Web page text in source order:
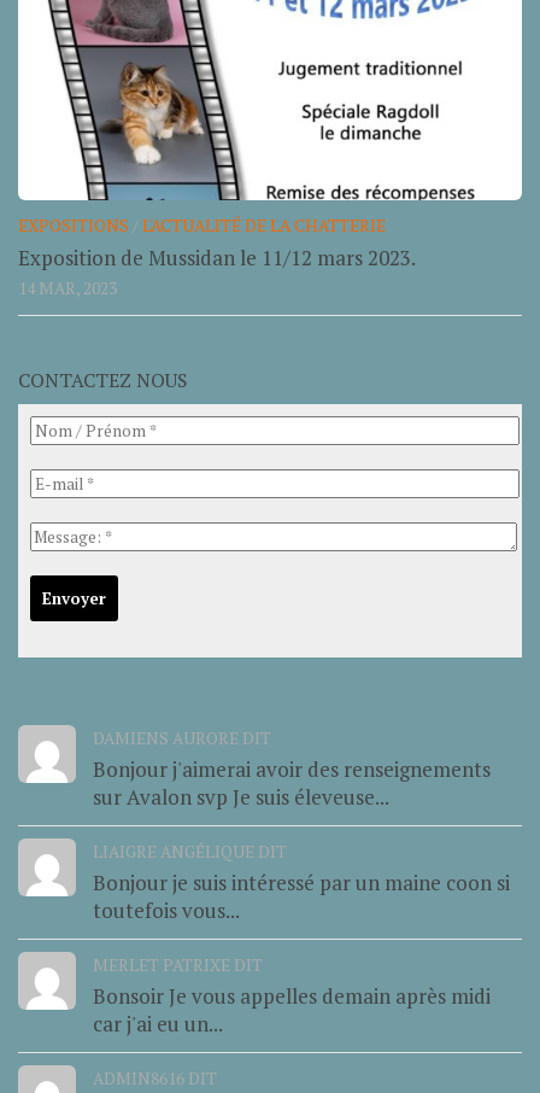
EXPOSITIONS /L'ACTUALITÉ DE LA CHATTERIE
Exposition de Mussidan le 11/12 mars 2023.
14 MAR, 2023
CONTACTEZ NOUS
DAMIENS AURORE DIT
Bonjour j'aimerai avoir des renseignements
sur Avalon svp Je suis éleveuse...
LIAIGRE ANGÉLIQUE DIT
Bonjour je suis intéressé par un maine coon si
toutefois vous...
MERLET PATRIXE DIT
Bonsoir Je vous appelles demain après midi
car j'ai eu un...
ADMIN8616 DIT